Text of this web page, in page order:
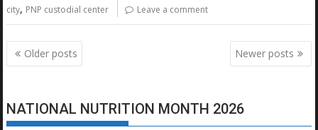
city, PNP custodial center Leave a comment
Posts
navigation
Older posts Newer posts
NATIONAL NUTRITION MONTH 2026